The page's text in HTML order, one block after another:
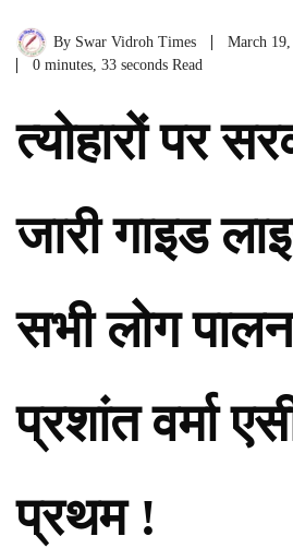
By Swar Vidroh Times
March
0 minutes, 33 seconds Read
त्योहारों पर
जारी गाइड
सभी लोग
प्रशांत वर्मा
प्रथम !